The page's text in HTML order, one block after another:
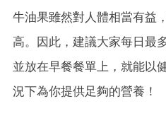
牛油果雖然對人體相當有益
高。因此，建議大家每日最
並放在早餐餐單上，就能以
況下為你提供足夠的營養！